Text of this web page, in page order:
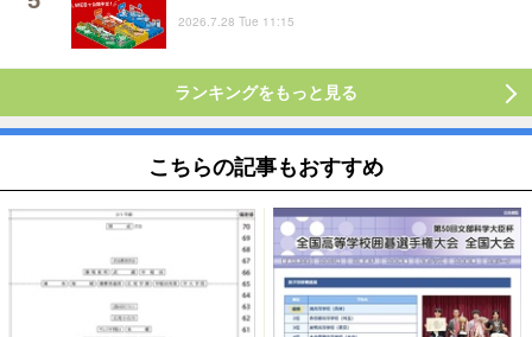
2026.7.28 Tue 11:15
ランキングをもっと見る
こちらの記事もおすすめ